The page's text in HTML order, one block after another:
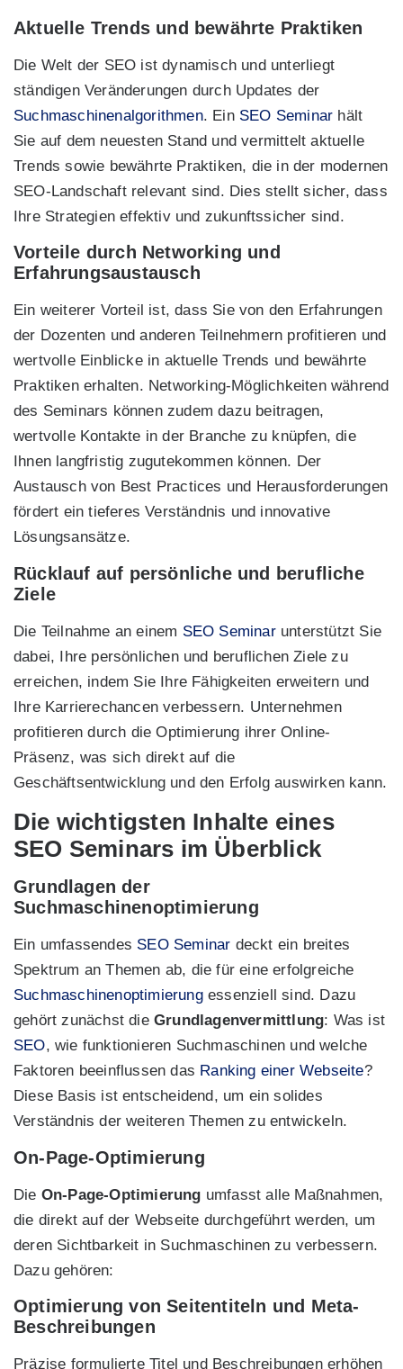
Aktuelle Trends und bewährte Praktiken
Die Welt der SEO ist dynamisch und unterliegt
ständigen Veränderungen durch Updates der
Suchmaschinenalgorithmen. Ein SEO Seminar hält
Sie auf dem neuesten Stand und vermittelt aktuelle
Trends sowie bewährte Praktiken, die in der modernen
SEO-Landschaft relevant sind. Dies stellt sicher, dass
Ihre Strategien effektiv und zukunftssicher sind.
Vorteile durch Networking und
Erfahrungsaustausch
Ein weiterer Vorteil ist, dass Sie von den Erfahrungen
der Dozenten und anderen Teilnehmern profitieren und
wertvolle Einblicke in aktuelle Trends und bewährte
Praktiken erhalten. Networking-Möglichkeiten während
des Seminars können zudem dazu beitragen,
wertvolle Kontakte in der Branche zu knüpfen, die
Ihnen langfristig zugutekommen können. Der
Austausch von Best Practices und Herausforderungen
fördert ein tieferes Verständnis und innovative
Lösungsansätze.
Rücklauf auf persönliche und berufliche
Ziele
Die Teilnahme an einem SEO Seminarunterstützt Sie
dabei, Ihre persönlichen und beruflichen Ziele zu
erreichen, indem Sie Ihre Fähigkeiten erweitern und
Ihre Karrierechancen verbessern. Unternehmen
profitieren durch die Optimierung ihrer Online-
Präsenz, was sich direkt auf die
Geschäftsentwicklung und den Erfolg auswirken kann.
Die wichtigsten Inhalte eines
SEO Seminars im Überblick
Grundlagen der
Suchmaschinenoptimierung
Ein umfassendes SEO Seminar deckt ein breites
Spektrum an Themen ab, die für eine erfolgreiche
Suchmaschinenoptimierungessenziell sind. Dazu
gehört zunächst die Grundlagenvermittlung: Was ist
SEO, wie funktionieren Suchmaschinen und welche
Faktoren beeinflussen das Ranking einer Webseite?
Diese Basis ist entscheidend, um ein solides
Verständnis der weiteren Themen zu entwickeln.
On-Page-Optimierung
Die On-Page-Optimierung umfasst alle Maßnahmen,
die direkt auf der Webseite durchgeführt werden, um
deren Sichtbarkeit in Suchmaschinen zu verbessern.
Dazu gehören:
Optimierung von Seitentiteln und Meta-
Beschreibungen
Präzise formulierte Titel und Beschreibungen erhöhen